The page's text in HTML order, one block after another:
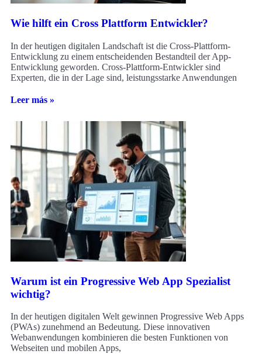
Wie hilft ein Cross Plattform Entwickler?
In der heutigen digitalen Landschaft ist die Cross-Plattform-
Entwicklung zu einem entscheidenden Bestandteil der App-
Entwicklung geworden. Cross-Plattform-Entwickler sind
Experten, die in der Lage sind, leistungsstarke Anwendungen
Leer más »
Warum ist ein Progressive Web App Spezialist
wichtig?
In der heutigen digitalen Welt gewinnen Progressive Web Apps
(PWAs) zunehmend an Bedeutung. Diese innovativen
Webanwendungen kombinieren die besten Funktionen von
Webseiten und mobilen Apps,